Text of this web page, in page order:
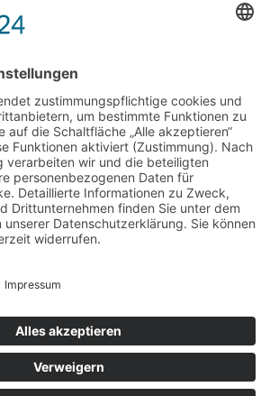
Cookie-Einstellungen